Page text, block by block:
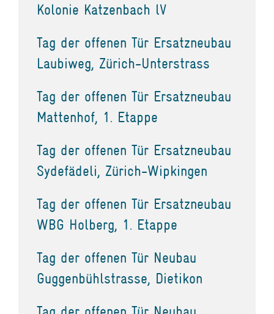
Kolonie Katzenbach lV
Tag der offenen Tür Ersatzneubau
Laubiweg, Zürich-Unterstrass
Tag der offenen Tür Ersatzneubau
Mattenhof, 1. Etappe
Tag der offenen Tür Ersatzneubau
Sydefädeli, Zürich-Wipkingen
Tag der offenen Tür Ersatzneubau
WBG Holberg, 1. Etappe
Tag der offenen Tür Neubau
Guggenbühlstrasse, Dietikon